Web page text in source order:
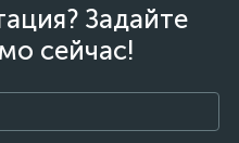
Задайте
сейчас!